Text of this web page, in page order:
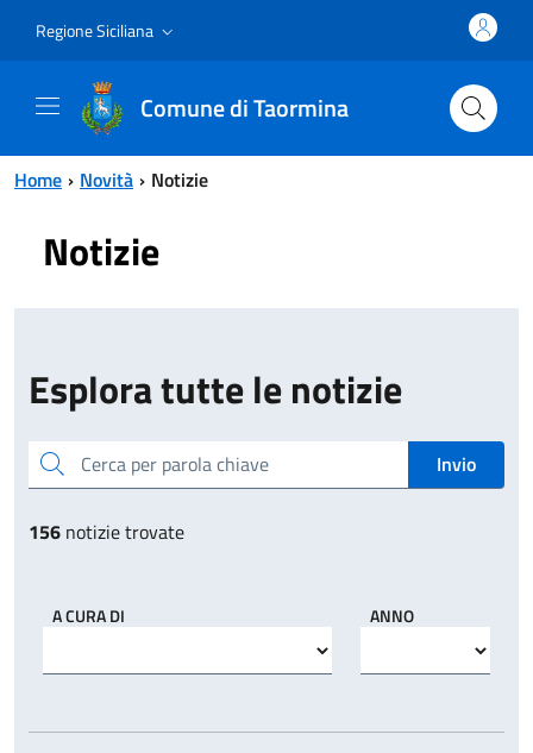
Regione Siciliana
Comune di Taormina
Home Novità Notizie
Notizie
Esplora tutte le notizie
Cerca per parola chiave Invio
156 notizie trovate
A CURA DI ANNO